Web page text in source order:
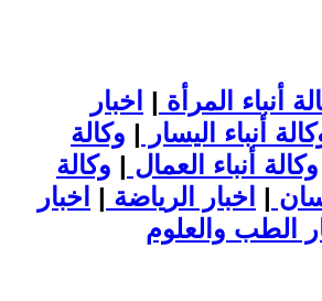
أنباء المرأة | اخبار
أنباء اليسار | وكالة
وكالة أنباء العمال | وكالة
| اخبار الرياضة | اخبار